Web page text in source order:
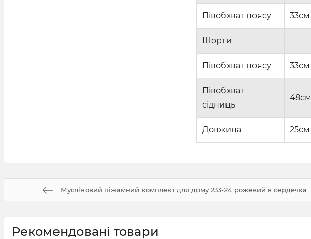
Півобхват поясу 33см
Шорти
Півобхват поясу 33см
Півобхват
сідниць
48см
Довжина 25см
Мусліновий піжамний комплект для дому 233-24 рожевий в сердечка
Рекомендовані товари